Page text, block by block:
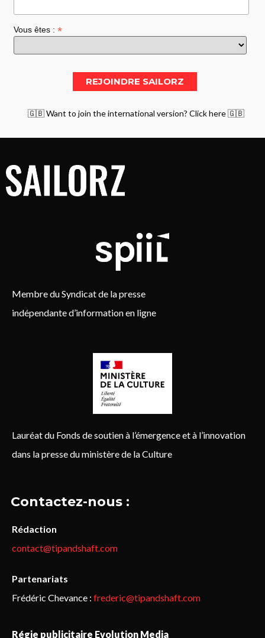
Vous êtes : *
🇬🇧 Want to join the international version? Click here 🇬🇧
Membre du Syndicat de la presse
indépendante d’information en ligne
Lauréat du Fonds de soutien à l’émergence et à l’innovation
dans la presse du ministère de la Culture
Contactez-nous :
Rédaction
contact@tipandshaft.com
Partenariats
Frédéric Chevance : frederic@tipandshaft.com
Régie publicitaire Evolution Media